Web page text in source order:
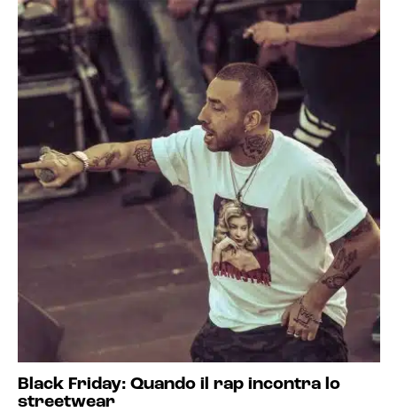
Black Friday: Quando il rap incontra lo
streetwear